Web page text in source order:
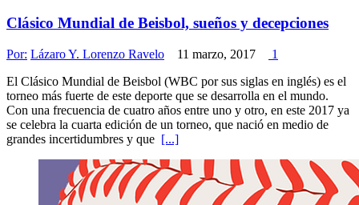
Clásico Mundial de Beisbol, sueños y decepciones
Por: Lázaro Y. Lorenzo Ravelo 11 marzo, 2017
1
El Clásico Mundial de Beisbol (WBC por sus siglas en inglés) es el
torneo más fuerte de este deporte que se desarrolla en el mundo.
Con una frecuencia de cuatro años entre uno y otro, en este 2017 ya
se celebra la cuarta edición de un torneo, que nació en medio de
grandes incertidumbres y que [...]